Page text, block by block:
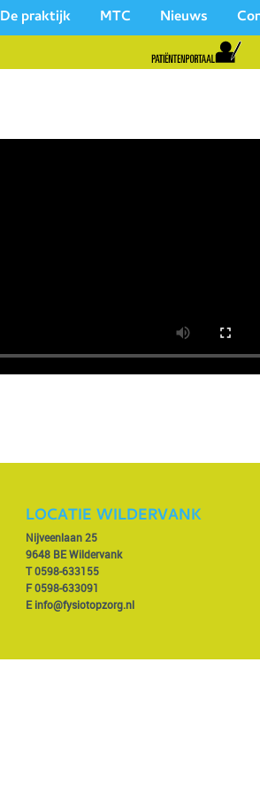
De praktijk MTC Nieuws
LOCATIE WILDERVANK
Nijveenlaan 25
9648 BE Wildervank
T0598-633155
F 0598-633091
Einfo@fysiotopzorg.nl